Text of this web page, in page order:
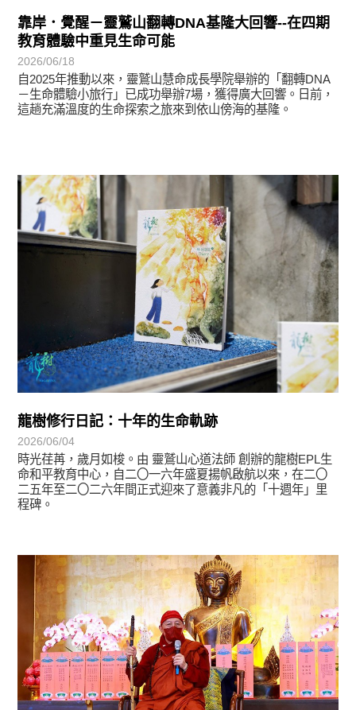
靠岸．覺醒－靈鷲山翻轉DNA基隆大回響--在四期
教育體驗中重見生命可能
2026/06/18
自2025年推動以來，靈鷲山慧命成長學院舉辦的「翻轉DNA
－生命體驗小旅行」已成功舉辦7場，獲得廣大回響。日前，
這趟充滿溫度的生命探索之旅來到依山傍海的基隆。
龍樹修行日記：十年的生命軌跡
2026/06/04
時光荏苒，歲月如梭。由 靈鷲山心道法師 創辦的龍樹EPL生
命和平教育中心，自二〇一六年盛夏揚帆啟航以來，在二〇
二五年至二〇二六年間正式迎來了意義非凡的「十週年」里
程碑。
學習分享